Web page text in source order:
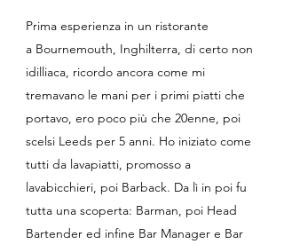
Prima esperienza in un ristorante
a Bournemouth, Inghilterra, di certo non
idilliaca, ricordo ancora come mi
tremavano le mani per i primi piatti che
portavo, ero poco più che 20enne, poi
scelsi Leeds per 5 anni. Ho iniziato come
tutti da lavapiatti, promosso a
lavabicchieri, poi Barback. Da lì in poi fu
tutta una scoperta: Barman, poi Head
Bartender ed infine Bar Manager e Bar